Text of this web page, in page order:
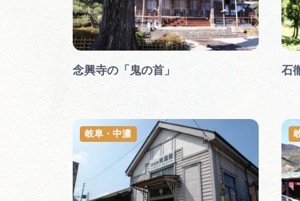
念興寺の「鬼の首」 石
岐阜・中濃